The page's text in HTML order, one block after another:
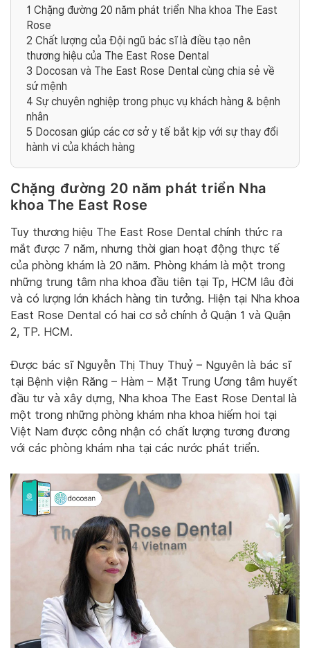
1 Chặng đường 20 năm phát triển Nha khoa The East
Rose
2 Chất lượng của Đội ngũ bác sĩ là điều tạo nên
thương hiệu của The East Rose Dental
3 Docosan và The East Rose Dental cùng chia sẻ về
sứ mệnh
4 Sự chuyên nghiệp trong phục vụ khách hàng & bệnh
nhân
5 Docosan giúp các cơ sở y tế bắt kịp với sự thay đổi
hành vi của khách hàng
Chặng đường 20 năm phát triển Nha
khoa The East Rose
Tuy thương hiệu The East Rose Dental chính thức ra
mắt được 7 năm, nhưng thời gian hoạt động thực tế
của phòng khám là 20 năm. Phòng khám là một trong
những trung tâm nha khoa đầu tiên tại Tp, HCM lâu đời
và có lượng lớn khách hàng tin tưởng. Hiện tại Nha khoa
East Rose Dental có hai cơ sở chính ở Quận 1 và Quận
2, TP. HCM.
Được bác sĩ Nguyễn Thị Thuy Thuỷ – Nguyên là bác sĩ
tại Bệnh viện Răng – Hàm – Mặt Trung Ương tâm huyết
đầu tư và xây dựng, Nha khoa The East Rose Dental là
một trong những phòng khám nha khoa hiếm hoi tại
Việt Nam được công nhận có chất lượng tương đương
với các phòng khám nha tại các nước phát triển.